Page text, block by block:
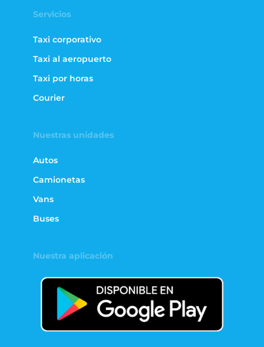
Servicios
Taxi corporativo
Taxi al aeropuerto
Taxi por horas
Courier
Nuestras unidades
Autos
Camionetas
Vans
Buses
Nuestra aplicación